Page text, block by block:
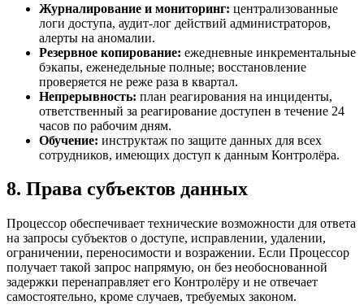
Журналирование и мониторинг: централизованные
логи доступа, аудит-лог действий администраторов,
алерты на аномалии.
Резервное копирование: ежедневные инкрементальные
бэкапы, еженедельные полные; восстановление
проверяется не реже раза в квартал.
Непрерывность: план реагирования на инциденты,
ответственный за реагирование доступен в течение 24
часов по рабочим дням.
Обучение: инструктаж по защите данных для всех
сотрудников, имеющих доступ к данным Контролёра.
8. Права субъектов данных
Процессор обеспечивает технические возможности для ответа
на запросы субъектов о доступе, исправлении, удалении,
ограничении, переносимости и возражении. Если Процессор
получает такой запрос напрямую, он без необоснованной
задержки перенаправляет его Контролёру и не отвечает
самостоятельно, кроме случаев, требуемых законом.